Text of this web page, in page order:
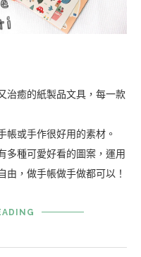
治癒的紙製品文具，每一款
帳或手作很好用的素材。
多種可愛好看的圖案，運用
，做手帳做手做都可以！